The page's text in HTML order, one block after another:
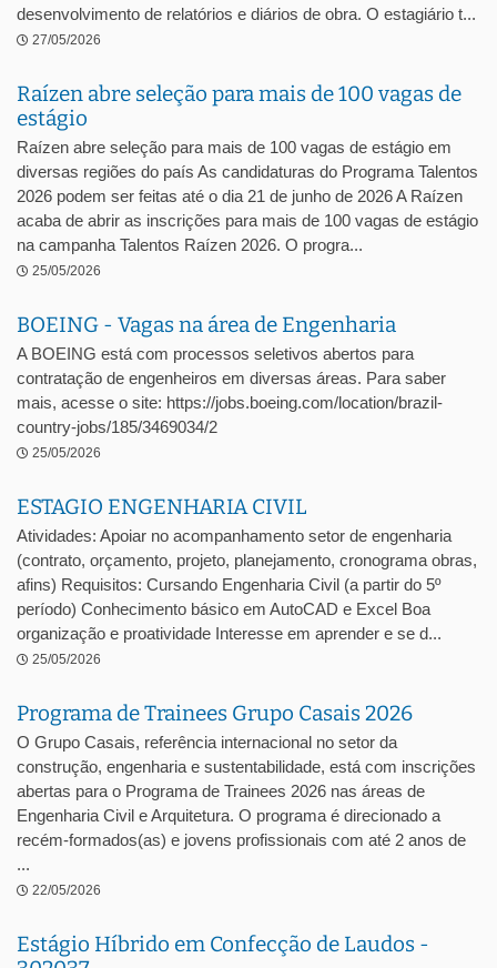
desenvolvimento de relatórios e diários de obra. O estagiário t...
27/05/2026
Raízen abre seleção para mais de 100 vagas de
estágio
Raízen abre seleção para mais de 100 vagas de estágio em
diversas regiões do país As candidaturas do Programa Talentos
2026 podem ser feitas até o dia 21 de junho de 2026 A Raízen
acaba de abrir as inscrições para mais de 100 vagas de estágio
na campanha Talentos Raízen 2026. O progra...
25/05/2026
BOEING - Vagas na área de Engenharia
A BOEING está com processos seletivos abertos para
contratação de engenheiros em diversas áreas. Para saber
mais, acesse o site: https://jobs.boeing.com/location/brazil-
country-jobs/185/3469034/2
25/05/2026
ESTAGIO ENGENHARIA CIVIL
Atividades: Apoiar no acompanhamento setor de engenharia
(contrato, orçamento, projeto, planejamento, cronograma obras,
afins) Requisitos: Cursando Engenharia Civil (a partir do 5º
período) Conhecimento básico em AutoCAD e Excel Boa
organização e proatividade Interesse em aprender e se d...
25/05/2026
Programa de Trainees Grupo Casais 2026
O Grupo Casais, referência internacional no setor da
construção, engenharia e sustentabilidade, está com inscrições
abertas para o Programa de Trainees 2026 nas áreas de
Engenharia Civil e Arquitetura. O programa é direcionado a
recém-formados(as) e jovens profissionais com até 2 anos de
...
22/05/2026
Estágio Híbrido em Confecção de Laudos -